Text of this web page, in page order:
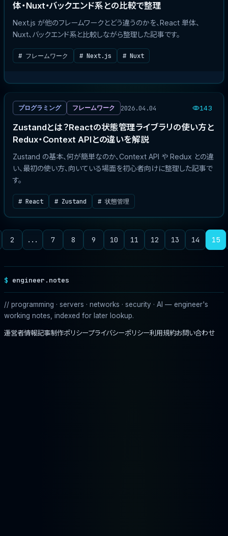
体・Nuxt・バックエンド系との比較で整理
Next.js が他のフレームワークとどう違うのかを、React 単体、
Nuxt、バックエンド系と比較しながら整理した記事です。
# フレームワーク # Next.js # Nuxt
プログラミング フレームワーク 2026.04.04 143
Zustandとは？Reactの状態管理ライブラリの使い方と
Redux・Context APIとの違いを解説
Zustand の基本、何が簡単なのか、Context API や Redux との違
い、最初の使い方、向いている場面を初心者向けに整理した記事で
す。
# React # Zustand # 状態管理
2 ... 7 8 9 10 11 12 13 14 15
engineer.notes
// programming · servers · networks · security · AI — engineer's
working notes, indexed for later lookup.
運営者情報記事制作ポリシープライバシーポリシー利用規約お問い合わせ